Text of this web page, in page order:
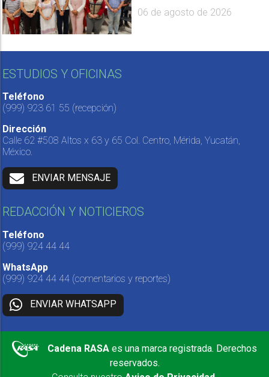
06 de agosto de 2026
ESTUDIOS Y OFICINAS
Teléfono
(999) 923 61 55 (recepción)
Dirección
Calle 62 #508 Altos x 63 y 65 Col. Centro, Mérida, Yucatán,
México.
ENVIAR MENSAJE
REDACCIÓN Y NOTICIEROS
Teléfono
(999) 924 44 44
WhatsApp
(999) 924 44 44 (comentarios y reportes)
ENVIAR WHATSAPP
Cadena RASA es una marca registrada. Derechos
reservados.